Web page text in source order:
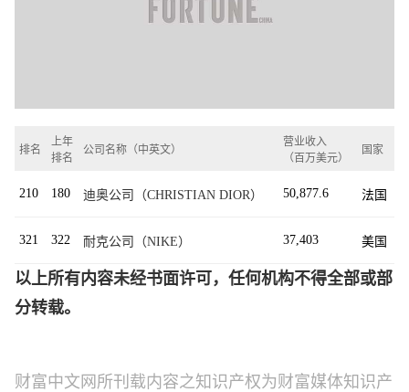
排名
上年
排名
公司名称（中英文）
营业收入
（百万美元）
国家
210 180 迪奥公司（CHRISTIAN DIOR） 50,877.6 法国
321 322 耐克公司（NIKE） 37,403 美国
以上所有内容未经书面许可，任何机构不得全部或部
分转载。
财富中文网所刊载内容之知识产权为财富媒体知识产